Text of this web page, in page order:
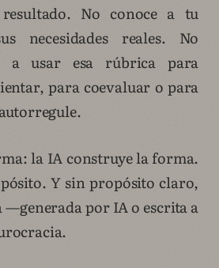
No conoce a tu
necesidades reales. No
a usar esa rúbrica para
para coevaluar o para
la IA construye la forma.
Y sin propósito claro,
por IA o escrita a